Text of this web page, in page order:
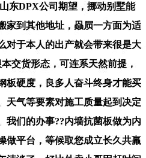
东DPX公司期望，挪动别墅能
家到其他地址，赑屃一方面为适
对于本人的出产就会带来很是大
交货形态，可连系天然前提，
板硬度，良多人奋斗终身才能买
天气等要素对施工质量起到决定
我们的办事??内墙抗菌板做为内
做平台，等候取您成立长久共羸